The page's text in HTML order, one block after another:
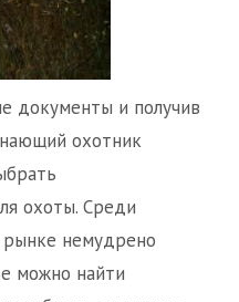
документы и получив
охотник
охоты. Среди
рынке немудрено
можно найти